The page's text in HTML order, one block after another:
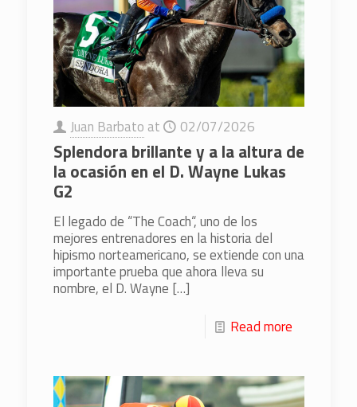
Juan Barbato at 02/07/2026
Splendora brillante y a la altura de
la ocasión en el D. Wayne Lukas
G2
El legado de “The Coach“, uno de los
mejores entrenadores en la historia del
hipismo norteamericano, se extiende con una
importante prueba que ahora lleva su
nombre, el D. Wayne […]
Read more